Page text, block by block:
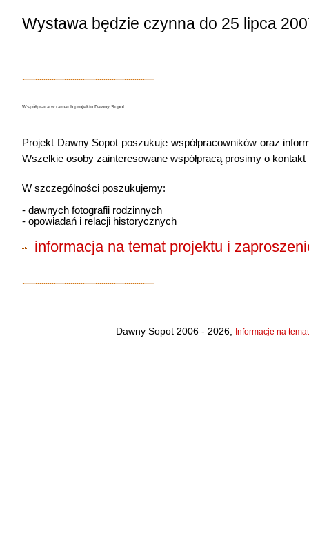
Wystawa będzie czynna do 25 lipca
Współpraca w ramach projektu Dawny Sopot
Projekt Dawny Sopot poszukuje współpracowników oraz
Wszelkie osoby zainteresowane współpracą prosimy o
W szczególności poszukujemy:
- dawnych fotografii rodzinnych
- opowiadań i relacji historycznych
informacja na temat projektu i
Dawny Sopot 2006 - 2026, Informacje na